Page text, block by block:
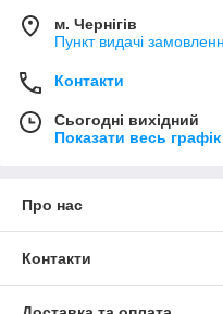
числе хирургических
м. Чернігів
Пункт видачі
Контакти
Сьогодні вихідний
Показати весь
Про нас
Контакти